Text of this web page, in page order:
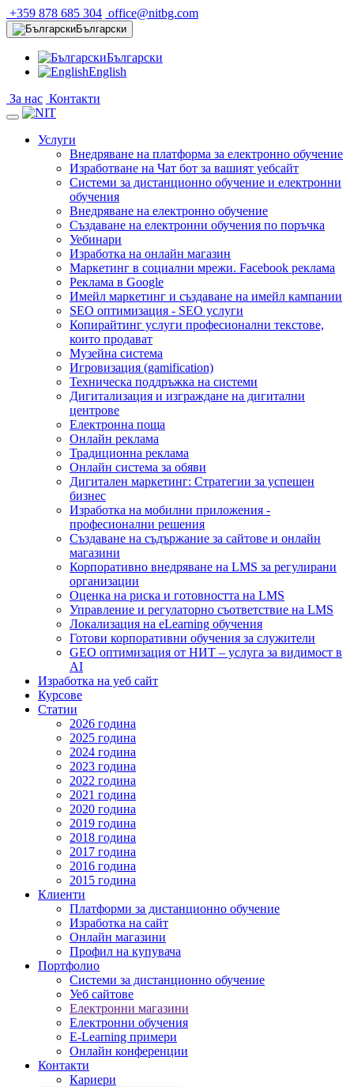
+359 878 685 304 office@nitbg.com
Български
Български
English
За нас Контакти
Услуги
Внедряване на платформа за електронно обучение
Изработване на Чат бот за вашият уебсайт
Системи за дистанционно обучение и електронни
обучения
Внедряване на електронно обучение
Създаване на електронни обучения по поръчка
Уебинари
Изработка на онлайн магазин
Маркетинг в социални мрежи. Facebook реклама
Реклама в Google
Имейл маркетинг и създаване на имейл кампании
SEO оптимизация - SEO услуги
Копирайтинг услуги професионални текстове,
които продават
Музейна система
Игровизация (gamification)
Техническа поддръжка на системи
Дигитализация и изграждане на дигитални
центрове
Електронна поща
Онлайн реклама
Традиционна реклама
Онлайн система за обяви
Дигитален маркетинг: Стратегии за успешен
бизнес
Изработка на мобилни приложения -
професионални решения
Създаване на съдържание за сайтове и онлайн
магазини
Корпоративно внедряване на LMS за регулирани
организации
Оценка на риска и готовността на LMS
Управление и регулаторно съответствие на LMS
Локализация на eLearning обучения
Готови корпоративни обучения за служители
GEO оптимизация от НИТ – услуга за видимост в
AI
Изработка на уеб сайт
Курсове
Статии
2026 година
2025 година
2024 година
2023 година
2022 година
2021 година
2020 година
2019 година
2018 година
2017 година
2016 година
2015 година
Клиенти
Платформи за дистанционно обучение
Изработка на сайт
Онлайн магазини
Профил на купувача
Портфолио
Системи за дистанционно обучение
Уеб сайтове
Електронни магазини
Електронни обучения
E-Learning примери
Онлайн конференции
Контакти
Кариери